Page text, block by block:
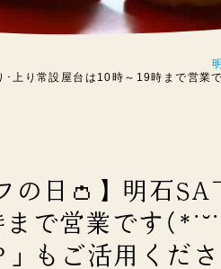
･上り常設屋台は10時～19時まで営
の日👛】明石SA
まで営業です
」もご活用く